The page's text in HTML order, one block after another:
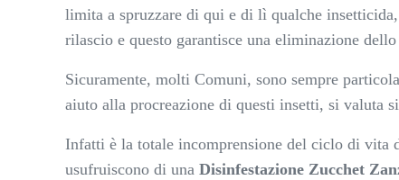
limita a spruzzare di qui e di lì qualche
rilascio e questo garantisce una eliminazione
Sicuramente, molti Comuni, sono sempre
aiuto alla procreazione di questi insetti, si valuta
Infatti è la totale incomprensione del ciclo di vita
usufruiscono di una Disinfestazione Zucchet